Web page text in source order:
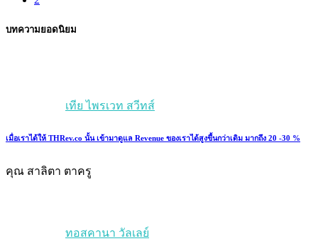
บทความยอดนิยม
เทีย ไพรเวท สวีทส์
เมื่อเราได้ให้ THRev.co นั้น เข้ามาดูแล Revenue ของเราได้สูงขึ้นกว่าเดิม มากถึง 20 -30 %
คุณ สาลิตา ตาครู
ทอสคานา วัลเลย์